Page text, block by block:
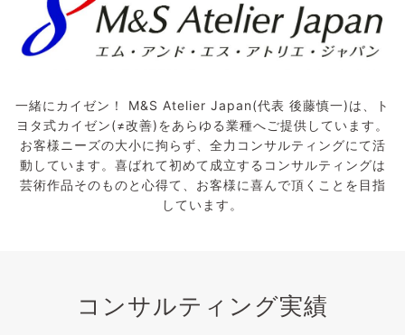
一緒にカイゼン！ M&S Atelier Japan(代表 後藤慎一)は、ト
ヨタ式カイゼン(≠改善)をあらゆる業種へご提供しています。
お客様ニーズの大小に拘らず、全力コンサルティングにて活
動しています。喜ばれて初めて成立するコンサルティングは
芸術作品そのものと心得て、お客様に喜んで頂くことを目指
しています。
コンサルティング実績